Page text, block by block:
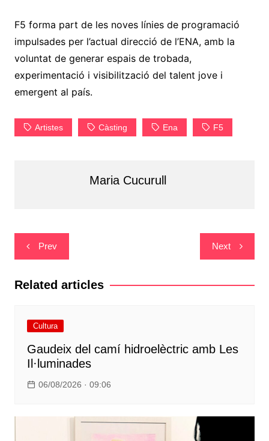
F5 forma part de les noves línies de programació
impulsades per l’actual direcció de l’ENA, amb la
voluntat de generar espais de trobada,
experimentació i visibilització del talent jove i
emergent al país.
Artistes Càsting Ena F5
Maria Cucurull
Navegació
d'entrades
Prev Next
Related articles
Cultura
Gaudeix del camí hidroelèctric amb Les
Il·luminades
06/08/2026 · 09:06